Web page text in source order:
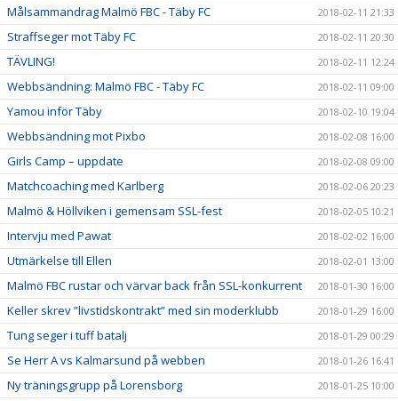
Målsammandrag Malmö FBC - Täby FC 2018-02-11 21:33
Straffseger mot Täby FC 2018-02-11 20:30
TÄVLING! 2018-02-11 12:24
Webbsändning: Malmö FBC - Täby FC 2018-02-11 09:00
Yamou inför Täby 2018-02-10 19:04
Webbsändning mot Pixbo 2018-02-08 16:00
Girls Camp – uppdate 2018-02-08 09:00
Matchcoaching med Karlberg 2018-02-06 20:23
Malmö & Höllviken i gemensam SSL-fest 2018-02-05 10:21
Intervju med Pawat 2018-02-02 16:00
Utmärkelse till Ellen 2018-02-01 13:00
Malmö FBC rustar och värvar back från SSL-konkurrent 2018-01-30 16:00
Keller skrev ”livstidskontrakt” med sin moderklubb 2018-01-29 16:00
Tung seger i tuff batalj 2018-01-29 00:29
Se Herr A vs Kalmarsund på webben 2018-01-26 16:41
Ny träningsgrupp på Lorensborg 2018-01-25 10:00